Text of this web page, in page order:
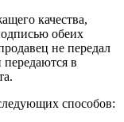
качества,
обеих
не передал
передаются в
способов: